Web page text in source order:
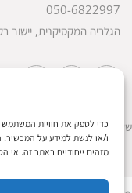
ו/או לגשת למידע על המכשיר.
מזהים ייחודיים באתר זה. אי
050-6822997
הגלריה המקסיקנית, יישוב
שעות הפעילות: ראשון עד חמישי 8 עד 18| שישי 8 עד 15 | שבת 10